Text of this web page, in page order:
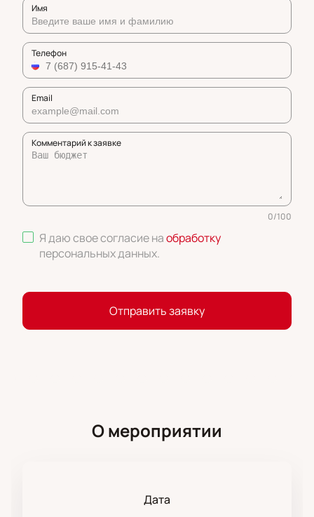
Имя
Телефон
Email
Комментарий к заявке
0/100
Я даю свое согласие наобработку
персональных данных.
Отправить заявку
О мероприятии
Дата